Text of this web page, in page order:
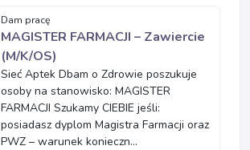
Dam pracę
MAGISTER FARMACJI – Zawiercie
(M/K/OS)
Sieć Aptek Dbam o Zdrowie poszukuje
osoby na stanowisko: MAGISTER
FARMACJI Szukamy CIEBIE jeśli:
posiadasz dyplom Magistra Farmacji oraz
PWZ – warunek konieczn...